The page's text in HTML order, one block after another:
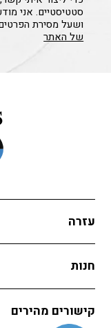
סטטיסטיים. אני
ושעל מסירת
של האתר
עזרה
חנות
קישורים מהירים